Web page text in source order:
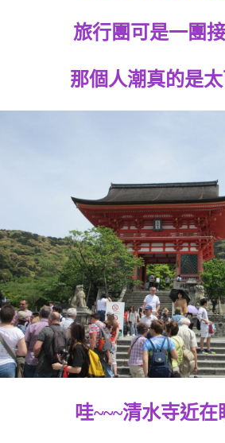
旅行團可是一團
那個人潮真的是
哇~~~清水寺近在